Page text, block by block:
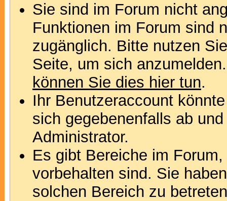
Sie sind im Forum nicht
Funktionen im Forum sind
zugänglich. Bitte nutzen
Seite, um sich
können Sie dies hier tun.
Ihr Benutzeraccount
sich gegebenenfalls ab
Administrator.
Es gibt Bereiche im
vorbehalten sind. Sie
solchen Bereich zu